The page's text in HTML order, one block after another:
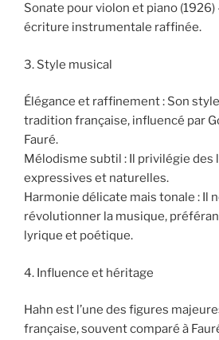
Sonate pour violon et piano (1926)
écriture instrumentale raffinée.
3. Style musical
Élégance et raffinement : Son
tradition française, influencé par
Fauré.
Mélodisme subtil : Il privilégie des
expressives et naturelles.
Harmonie délicate mais tonale : Il
révolutionner la musique,
lyrique et poétique.
4. Influence et héritage
Hahn est l’une des figures
française, souvent comparé à